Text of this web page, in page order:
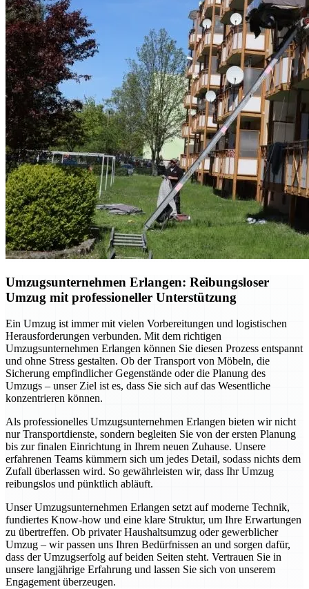
Umzugsunternehmen Erlangen: Reibungsloser
Umzug mit professioneller Unterstützung
Ein Umzug ist immer mit vielen Vorbereitungen und logistischen
Herausforderungen verbunden. Mit dem richtigen
Umzugsunternehmen Erlangen können Sie diesen Prozess entspannt
und ohne Stress gestalten. Ob der Transport von Möbeln, die
Sicherung empfindlicher Gegenstände oder die Planung des
Umzugs – unser Ziel ist es, dass Sie sich auf das Wesentliche
konzentrieren können.
Als professionelles Umzugsunternehmen Erlangen bieten wir nicht
nur Transportdienste, sondern begleiten Sie von der ersten Planung
bis zur finalen Einrichtung in Ihrem neuen Zuhause. Unsere
erfahrenen Teams kümmern sich um jedes Detail, sodass nichts dem
Zufall überlassen wird. So gewährleisten wir, dass Ihr Umzug
reibungslos und pünktlich abläuft.
Unser Umzugsunternehmen Erlangen setzt auf moderne Technik,
fundiertes Know-how und eine klare Struktur, um Ihre Erwartungen
zu übertreffen. Ob privater Haushaltsumzug oder gewerblicher
Umzug – wir passen uns Ihren Bedürfnissen an und sorgen dafür,
dass der Umzugserfolg auf beiden Seiten steht. Vertrauen Sie in
unsere langjährige Erfahrung und lassen Sie sich von unserem
Engagement überzeugen.